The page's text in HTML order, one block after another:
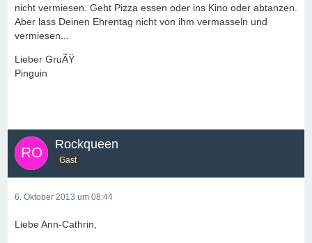
nicht vermiesen. Geht Pizza essen oder ins Kino oder abtanzen.
Aber lass Deinen Ehrentag nicht von ihm vermasseln und
vermiesen...
Lieber GruÃŸ
Pinguin
Rockqueen
Gast
6. Oktober 2013 um 08:44
Liebe Ann-Cathrin,